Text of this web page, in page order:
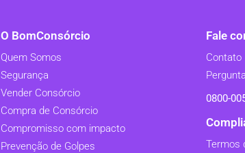
O BomConsórcio
Quem Somos
Segurança
Vender Consórcio
Compra de Consórcio
Compromisso com impacto
Prevenção de Golpes
Fale
Contato
0800-
Termos